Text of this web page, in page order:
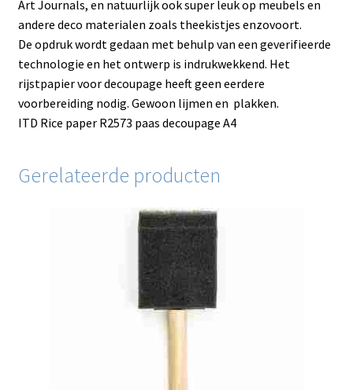
Art Journals, en natuurlijk ook super leuk op meubels en
andere deco materialen zoals theekistjes enzovoort.
De opdruk wordt gedaan met behulp van een geverifieerde
technologie en het ontwerp is indrukwekkend. Het
rijstpapier voor decoupage heeft geen eerdere
voorbereiding nodig. Gewoon lijmen en plakken.
ITD Rice paper R2573 paas decoupage A4
Gerelateerde producten